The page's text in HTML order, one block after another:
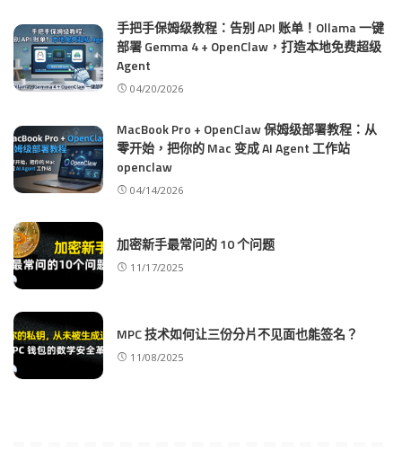
手把手保姆级教程：告别 API 账单！Ollama 一键
部署 Gemma 4 + OpenClaw，打造本地免费超级
Agent
04/20/2026
MacBook Pro + OpenClaw 保姆级部署教程：从
零开始，把你的 Mac 变成 AI Agent 工作站
openclaw
04/14/2026
加密新手最常问的 10 个问题
11/17/2025
MPC 技术如何让三份分片不见面也能签名？
11/08/2025